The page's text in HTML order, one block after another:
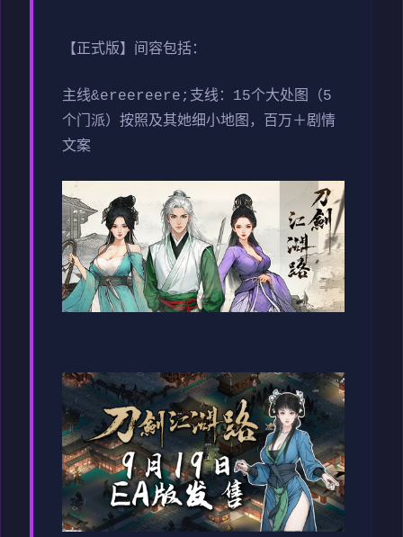
【正式版】间容包括：
主线&ereereere;支线：15个大处图（5
个门派）按照及其她细小地图，百万＋剧情
文案